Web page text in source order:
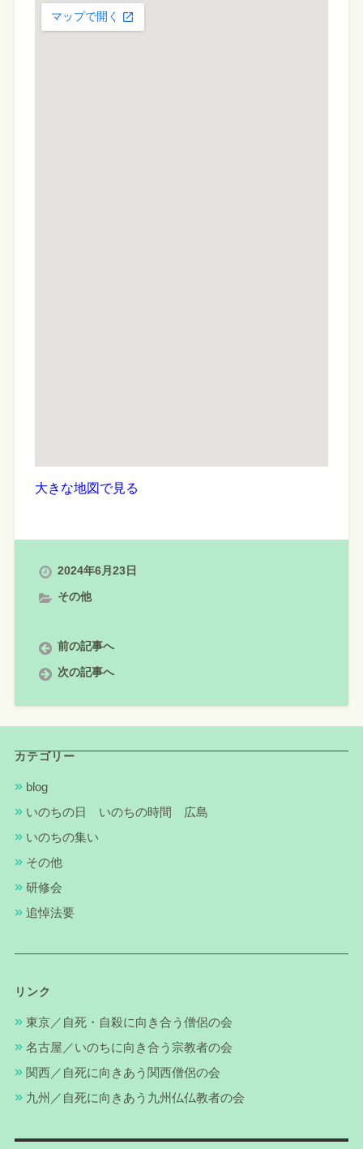
大きな地図で見る
2024年6月23日
その他
前の記事へ
次の記事へ
カテゴリー
blog
いのちの日 いのちの時間 広島
いのちの集い
その他
研修会
追悼法要
リンク
東京／自死・自殺に向き合う僧侶の会
名古屋／いのちに向き合う宗教者の会
関西／自死に向きあう関西僧侶の会
九州／自死に向きあう九州仏仏教者の会